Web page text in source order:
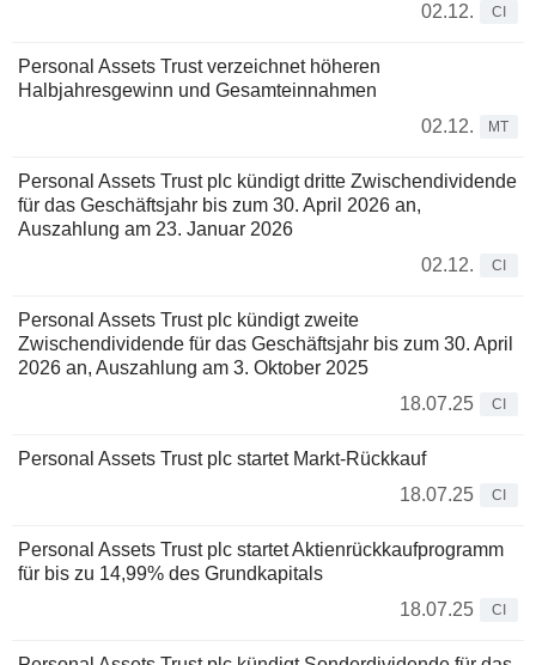
02.12.
CI
Personal Assets Trust verzeichnet höheren
Halbjahresgewinn und Gesamteinnahmen
02.12.
MT
Personal Assets Trust plc kündigt dritte Zwischendividende
für das Geschäftsjahr bis zum 30. April 2026 an,
Auszahlung am 23. Januar 2026
02.12.
CI
Personal Assets Trust plc kündigt zweite
Zwischendividende für das Geschäftsjahr bis zum 30. April
2026 an, Auszahlung am 3. Oktober 2025
18.07.25
CI
Personal Assets Trust plc startet Markt-Rückkauf
18.07.25
CI
Personal Assets Trust plc startet Aktienrückkaufprogramm
für bis zu 14,99% des Grundkapitals
18.07.25
CI